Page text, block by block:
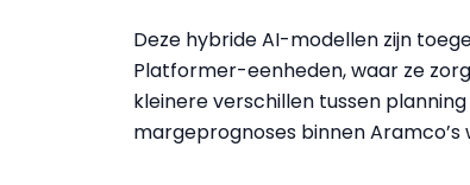
Deze hybride AI-modellen zijn
Platformer-eenheden, waar ze
kleinere verschillen tussen
margeprognoses binnen